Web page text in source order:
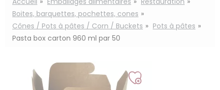
Boites, barquettes, pochettes, cones
Cônes / Pots à pâtes / Corn / Buckets
Pots à pâtes
Pasta box carton 960 ml par 50
Ajouter